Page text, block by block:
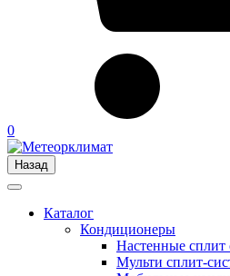
0
Назад
Каталог
Кондиционеры
Настенные сплит
Мульти сплит-